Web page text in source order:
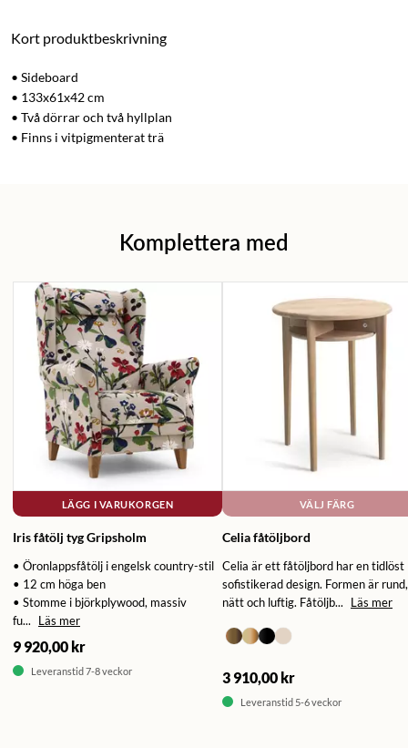
Kort produktbeskrivning
• Sideboard
• 133x61x42 cm
• Två dörrar och två hyllplan
• Finns i vitpigmenterat trä
Komplettera med
LÄGG I VARUKORGEN
Iris fåtölj tyg Gripsholm
• Öronlappsfåtölj i engelsk country-stil
• 12 cm höga ben
• Stomme i björkplywood, massiv
fu...
Läs mer
9 920,00 kr
Leveranstid 7-8 veckor
VÄLJ FÄRG
Celia fåtöljbord
Celia är ett fåtöljbord har en tidlöst
sofistikerad design. Formen är rund,
nätt och luftig. Fåtöljb...
Läs mer
3 910,00 kr
Leveranstid 5-6 veckor